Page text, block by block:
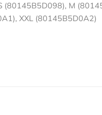
(80145B5D098), M
XXL (80145B5D0A2)